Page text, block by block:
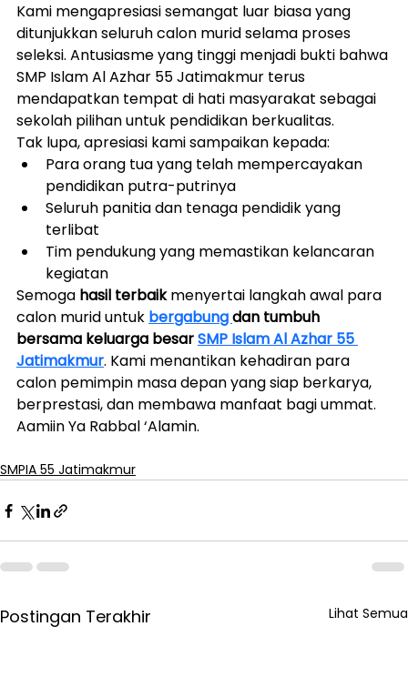
Kami mengapresiasi semangat luar biasa yang
ditunjukkan seluruh calon murid selama proses
seleksi. Antusiasme yang tinggi menjadi bukti bahwa
SMP Islam Al Azhar 55 Jatimakmur terus
mendapatkan tempat di hati masyarakat sebagai
sekolah pilihan untuk pendidikan berkualitas.
Tak lupa, apresiasi kami sampaikan kepada:
Para orang tua yang telah mempercayakan
pendidikan putra-putrinya
Seluruh panitia dan tenaga pendidik yang
terlibat
Tim pendukung yang memastikan kelancaran
kegiatan
Semoga hasil terbaik menyertai langkah awal para
calon murid untuk bergabung dan tumbuh
bersama keluarga besar SMP Islam Al Azhar 55
Jatimakmur. Kami menantikan kehadiran para
calon pemimpin masa depan yang siap berkarya,
berprestasi, dan membawa manfaat bagi ummat.
Aamiin Ya Rabbal ‘Alamin.
SMPIA 55 Jatimakmur
Postingan Terakhir Lihat Semua